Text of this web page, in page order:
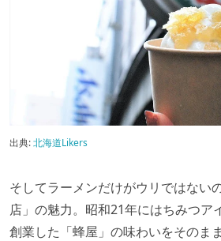
出典:北海道Likers
そしてラーメンだけがウリではない
店」の魅力。昭和21年にはちみつア
創業した「蜂屋」の味わいをそのま